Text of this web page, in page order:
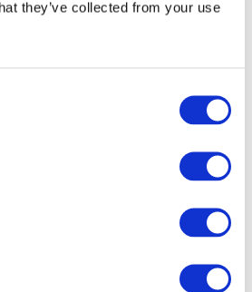
they’ve collected from your use
Concerts